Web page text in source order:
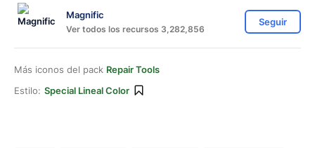
Magnific
Ver todos los recursos 3,282,856
Seguir
Más iconos del pack Repair Tools
Estilo: Special Lineal Color